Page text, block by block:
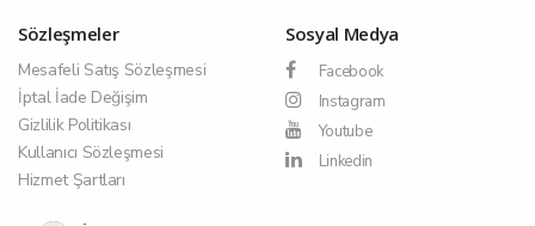
Sözleşmeler
Mesafeli Satış Sözleşmesi
İptal İade Değişim
Gizlilik Politikası
Kullanıcı Sözleşmesi
Hizmet Şartları
Sosyal Medya
Facebook
Instagram
Youtube
Linkedin